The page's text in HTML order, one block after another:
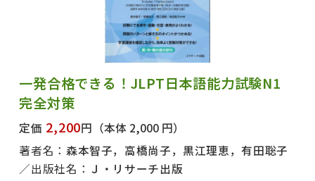
一発合格できる！JLPT日本語能力試験N1
完全対策
定価 2,200円 （本体 2,000 円）
著者名： 森本智子，高橋尚子，黒江理恵，有田聡子
出版社名： Ｊ・リサーチ出版